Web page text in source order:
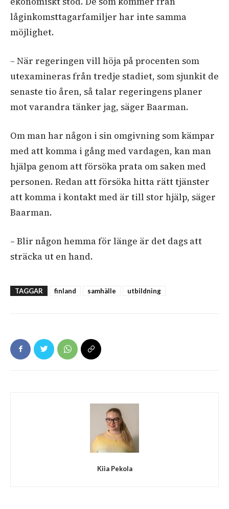
låginkomsttagarfamiljer har inte samma
möjlighet.
– När regeringen vill höja på procenten som
utexamineras från tredje stadiet, som sjunkit de
senaste tio åren, så talar regeringens planer
mot varandra tänker jag, säger Baarman.
Om man har någon i sin omgivning som kämpar
med att komma i gång med vardagen, kan man
hjälpa genom att försöka prata om saken med
personen. Redan att försöka hitta rätt tjänster
att komma i kontakt med är till stor hjälp, säger
Baarman.
– Blir någon hemma för länge är det dags att
sträcka ut en hand.
TAGGAR finland samhälle utbildning
Kiia Pekola